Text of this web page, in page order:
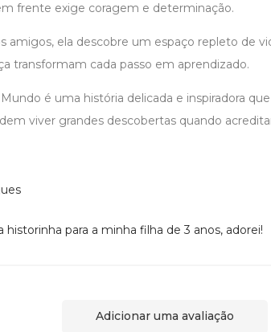
frente exige coragem e determinação.
amigos, ela descobre um espaço repleto de
transformam cada passo em aprendizado.
é uma história delicada e inspiradora
viver grandes descobertas quando
historinha para a minha filha de 3 anos, adorei!
Adicionar uma avaliação